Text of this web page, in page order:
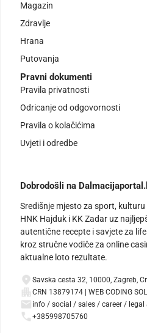
Magazin
Zdravlje
Hrana
Putovanja
Pravni dokumenti
Pravila privatnosti
Odricanje od odgovornosti
Pravila o kolačićima
Uvjeti i odredbe
Dobrodošli na
Središnje mjesto za sport,
HNK Hajduk i KK Zadar uz
autentične recepte i savjete za
kroz stručne vodiče za online
aktualne loto rezultate.
Savska cesta 32, 10000, Zagreb,
CRN 13879174 | WEB CODING
info / social / sales / career /
+385998705760